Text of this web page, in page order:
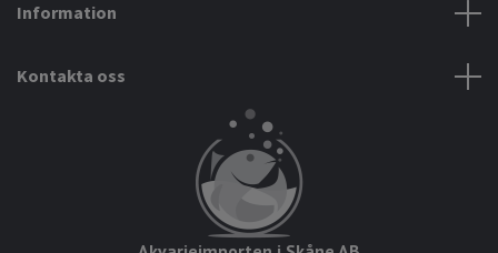
Information
Kontakta oss